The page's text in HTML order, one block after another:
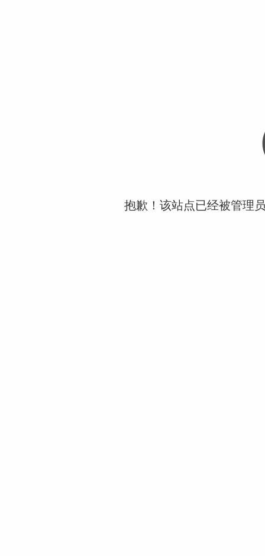
抱歉！该站点已经被管理